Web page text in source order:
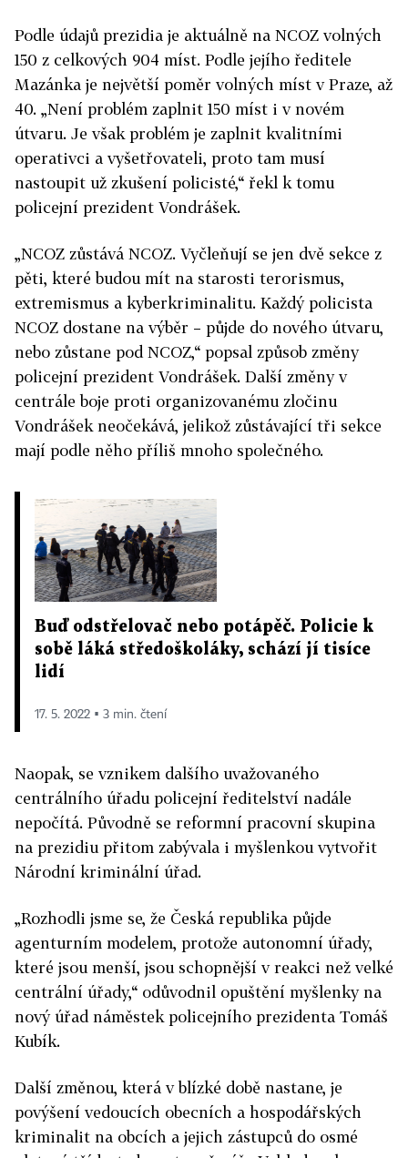
Podle údajů prezidia je aktuálně na NCOZ volných
150 z celkových 904 míst. Podle jejího ředitele
Mazánka je největší poměr volných míst v Praze, až
40. „Není problém zaplnit 150 míst i v novém
útvaru. Je však problém je zaplnit kvalitními
operativci a vyšetřovateli, proto tam musí
nastoupit už zkušení policisté,“ řekl k tomu
policejní prezident Vondrášek.
„NCOZ zůstává NCOZ. Vyčleňují se jen dvě sekce z
pěti, které budou mít na starosti terorismus,
extremismus a kyberkriminalitu. Každý policista
NCOZ dostane na výběr – půjde do nového útvaru,
nebo zůstane pod NCOZ,“ popsal způsob změny
policejní prezident Vondrášek. Další změny v
centrále boje proti organizovanému zločinu
Vondrášek neočekává, jelikož zůstávající tři sekce
mají podle něho příliš mnoho společného.
Buď odstřelovač nebo potápěč. Policie k
sobě láká středoškoláky, schází jí tisíce
lidí
17. 5. 2022 ▪ 3 min. čtení
Naopak, se vznikem dalšího uvažovaného
centrálního úřadu policejní ředitelství nadále
nepočítá. Původně se reformní pracovní skupina
na prezidiu přitom zabývala i myšlenkou vytvořit
Národní kriminální úřad.
„Rozhodli jsme se, že Česká republika půjde
agenturním modelem, protože autonomní úřady,
které jsou menší, jsou schopnější v reakci než velké
centrální úřady,“ odůvodnil opuštění myšlenky na
nový úřad náměstek policejního prezidenta Tomáš
Kubík.
Další změnou, která v blízké době nastane, je
povýšení vedoucích obecních a hospodářských
kriminalit na obcích a jejich zástupců do osmé